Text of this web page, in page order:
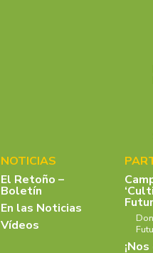
NOTICIAS
El Retoño –
Boletín
En las Noticias
Vídeos